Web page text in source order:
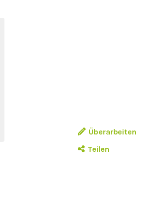
Überarbeiten
Teilen